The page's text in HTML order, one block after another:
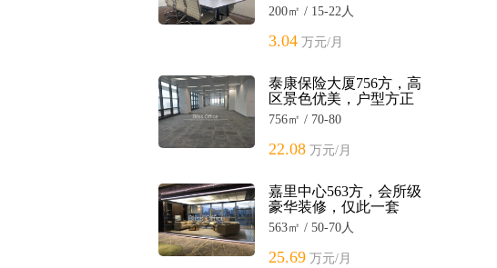
200㎡ / 15-22人
3.04 万元/月
泰康保险大厦756方，高
区景色优美，户型方正
756㎡ / 70-80
22.08 万元/月
嘉里中心563方，会所级
豪华装修，仅此一套
563㎡ / 50-70人
25.69 万元/月